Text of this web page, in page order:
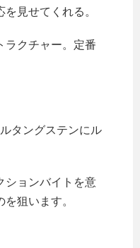
見せてくれる。
ラクチャー。定番
タングステンにル
ションバイトを意
狙います。